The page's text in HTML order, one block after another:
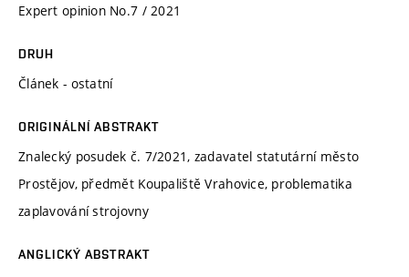
Expert opinion No.7 / 2021
DRUH
Článek - ostatní
ORIGINÁLNÍ ABSTRAKT
Znalecký posudek č. 7/2021, zadavatel statutární město
Prostějov, předmět Koupaliště Vrahovice, problematika
zaplavování strojovny
ANGLICKÝ ABSTRAKT